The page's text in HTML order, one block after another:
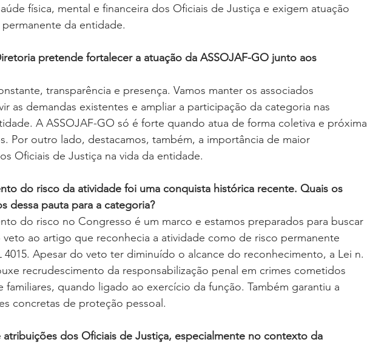
física, mental e financeira dos Oficiais de Justiça e exigem atuação
da entidade.
pretende fortalecer a atuação da ASSOJAF-GO junto aos
transparência e presença. Vamos manter os associados
as demandas existentes e ampliar a participação da categoria nas
A ASSOJAF-GO só é forte quando atua de forma coletiva e próxima
Por outro lado, destacamos, também, a importância de maior
Oficiais de Justiça na vida da entidade.
do risco da atividade foi uma conquista histórica recente. Quais os
dessa pauta para a categoria?
do risco no Congresso é um marco e estamos preparados para buscar
ao artigo que reconhecia a atividade como de risco permanente
4015. Apesar do veto ter diminuído o alcance do reconhecimento, a Lei n.
recrudescimento da responsabilização penal em crimes cometidos
familiares, quando ligado ao exercício da função. Também garantiu a
concretas de proteção pessoal.
atribuições dos Oficiais de Justiça, especialmente no contexto da